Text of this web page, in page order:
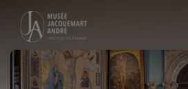
Skip header